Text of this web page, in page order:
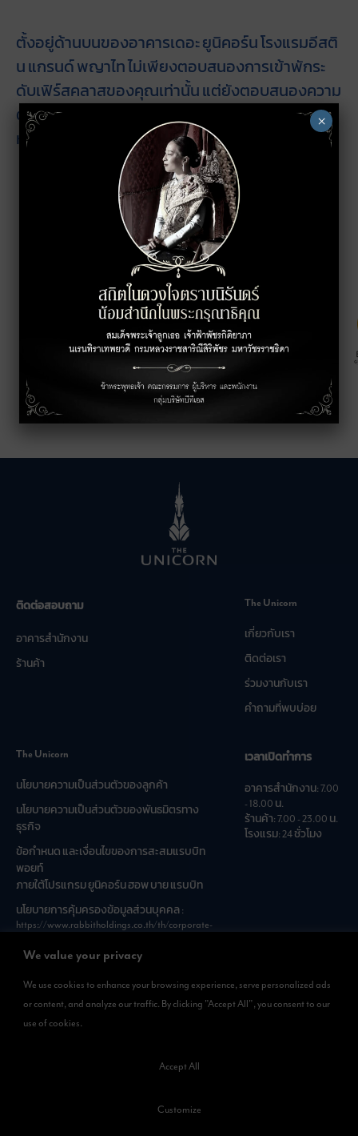
We value your privacy
We use cookies to enhance your browsing experience, serve personalized ads
or content, and analyze our traffic. By clicking "Accept All", you consent to our
use of cookies.
Customize
Accept All
ตั้งอยู่ด้านบนของอาคารเดอะ ยูนิคอร์น โรงแรมอีสติ
น แกรนด์ พญาไท ไม่เพียงตอบสนองการเข้าพักระ
ดับเฟิร์สคลาสของคุณเท่านั้น แต่ยังตอบสนองความ
ต้องการทางธุรกิจของคุณอีกด้วย จองที่พักหรือนัด
หมายเข้าชมได้แล้วที่เว็บไซต์ของเรา
ติดต่อสอบถาม
อาคารสำนักงาน
ร้านค้า
The Unicorn
เกี่ยวกับเรา
ติดต่อเรา
ร่วมงานกับเรา
คำถามที่พบบ่อย
The Unicorn
นโยบายความเป็นส่วนตัวของลูกค้า
นโยบายความเป็นส่วนตัวของพันธมิตรทาง
ธุรกิจ
ข้อกำหนด และเงื่อนไขของการสะสมแรบบิท
พอยท์
ภายใต้โปรแกรม ยูนิคอร์น ฮอพ บาย แรบบิท
นโยบายการคุ้มครองข้อมูลส่วนบุคคล :
https://www.rabbitholdings.co.th/th/corporate-
เวลาเปิดทำการ
อาคารสำนักงาน: 7.00
- 18.00 น.
ร้านค้า: 7.00 - 23.00 น.
โรงแรม: 24 ชั่วโมง
ดาวน์โหลดแอพได้แล้วที่
สามารถดาวน์โหลด
×